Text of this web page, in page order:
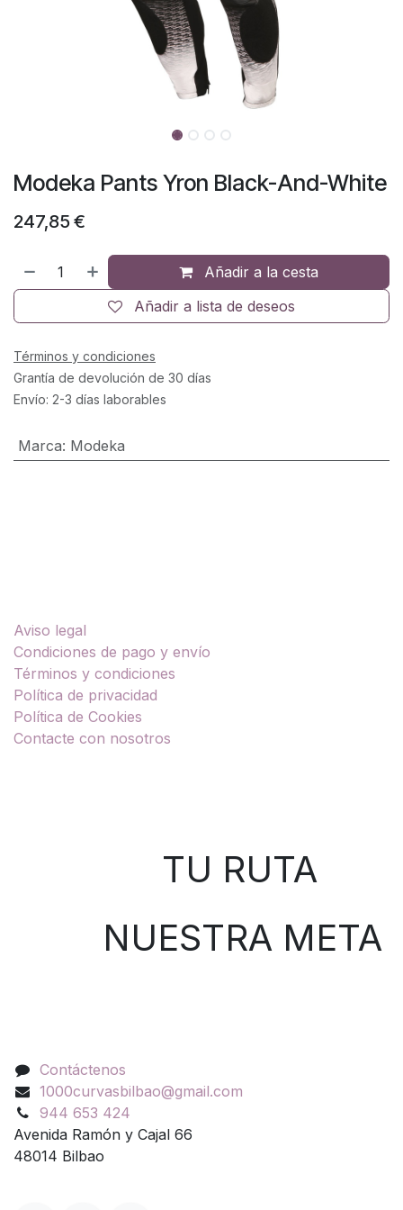
Modeka Pants Yron Black-And-White
247,85 €
Añadir a la cesta
Añadir a lista de deseos
Términos y condiciones
Grantía de devolución de 30 días
Envío: 2-3 días laborables
Marca: Modeka
Aviso legal
Condiciones de pago y envío
Términos y condiciones
Política de privacidad
Política de Cookies
Contacte con nosotros
TU RUTA
NUESTRA META
Contáctenos
1000curvasbilbao@gmail.com
944 653 424
Avenida Ramón y Cajal 66
48014 Bilbao